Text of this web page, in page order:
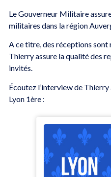
Le Gouverneur Militaire
militaires dans la région
A ce titre, des réceptions sont
Thierry assure la qualité des
invités.
Écoutez l’interview de
Lyon 1ère :